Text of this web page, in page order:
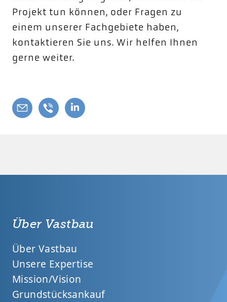
Projekt tun können, oder Fragen zu
einem unserer Fachgebiete haben,
kontaktieren Sie uns. Wir helfen Ihnen
gerne weiter.
Über Vastbau
Über Vastbau
Unsere Expertise
Mission/Vision
Grundstücksankauf